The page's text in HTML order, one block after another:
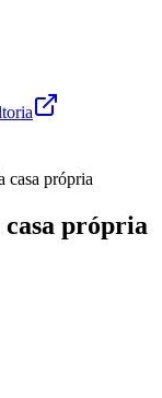
casa própria
casa própria